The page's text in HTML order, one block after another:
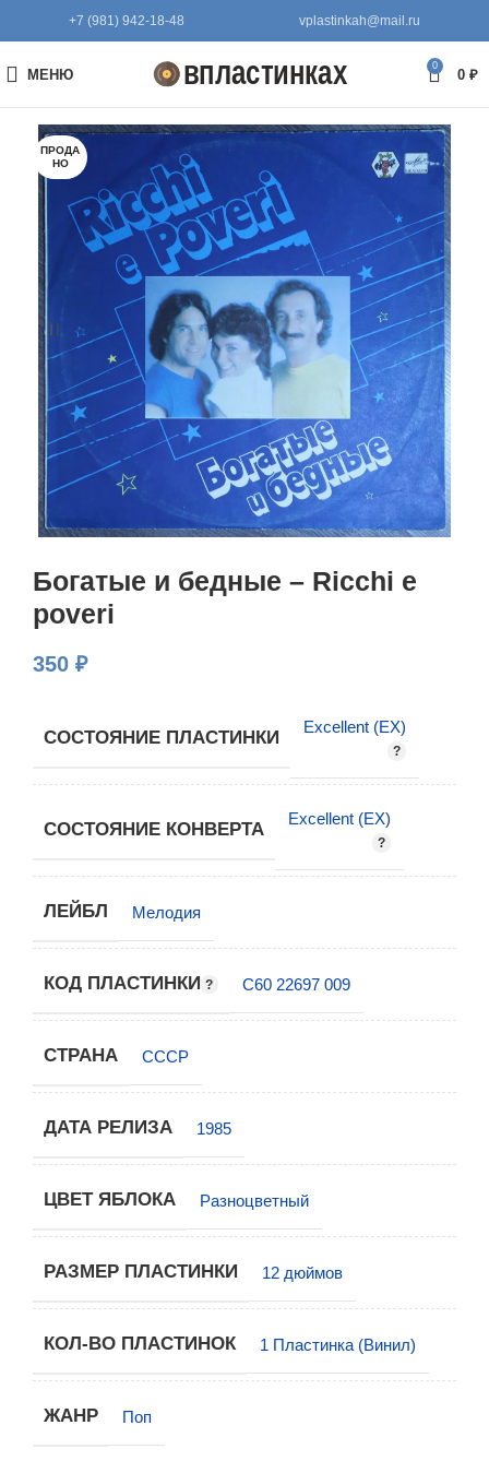
+7 (981) 942-18-48 vplastinkah@mail.ru
МЕНЮ
0
0 ₽
ПРОДА
НО
Богатые и бедные – Ricchi e
poveri
350 ₽
СОСТОЯНИЕ ПЛАСТИНКИ
Excellent (EX)
СОСТОЯНИЕ КОНВЕРТА
Excellent (EX)
ЛЕЙБЛ Мелодия
КОД ПЛАСТИНКИ С60 22697 009
СТРАНА СССР
ДАТА РЕЛИЗА 1985
ЦВЕТ ЯБЛОКА Разноцветный
РАЗМЕР ПЛАСТИНКИ 12 дюймов
КОЛ-ВО ПЛАСТИНОК 1 Пластинка (Винил)
ЖАНР Поп